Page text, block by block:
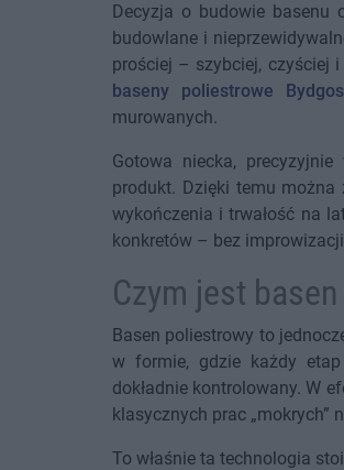
Decyzja o budowie basenu
budowlane i
prościej – szybciej, czyściej
baseny poliestrowe
murowanych.
Gotowa niecka,
produkt. Dzięki temu
wykończenia i trwałość na
konkretów – bez
Czym jest
Basen poliestrowy to
w formie, gdzie każdy
dokładnie kontrolowany. W
klasycznych prac „mokrych”
To właśnie ta technologia